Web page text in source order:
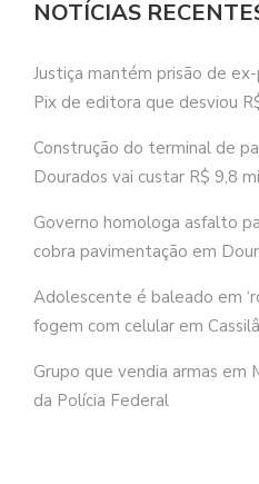
NOTÍCIAS
Justiça mantém prisão de
Pix de editora que desviou
Construção do terminal de
Dourados vai custar R$ 9,8
Governo homologa asfalto
cobra pavimentação em
Adolescente é baleado em
fogem com celular em
Grupo que vendia armas em
da Polícia Federal